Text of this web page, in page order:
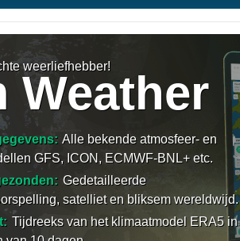
weerliefhebber!
Weather
Alle bekende atmosfeer- en
GFS, ICON, ECMWF-BNL+ etc.
Gedetailleerde
satelliet en bliksem wereldwijd.
Tijdreeks van het klimaatmodel ERA5 in